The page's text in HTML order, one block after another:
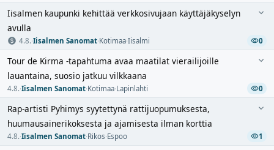
Iisalmen kaupunki kehittää verkkosivujaan käyttäjäkyselyn
avulla
4.8.·Iisalmen Sanomat·Kotimaa·Iisalmi 0
Tour de Kirma -tapahtuma avaa maatilat vierailijoille
lauantaina, suosio jatkuu vilkkaana
4.8.·Iisalmen Sanomat·Kotimaa·Lapinlahti 0
Rap-artisti Pyhimys syytettynä rattijuopumuksesta,
huumausainerikoksesta ja ajamisesta ilman korttia
4.8.·Iisalmen Sanomat·Rikos·Espoo 1